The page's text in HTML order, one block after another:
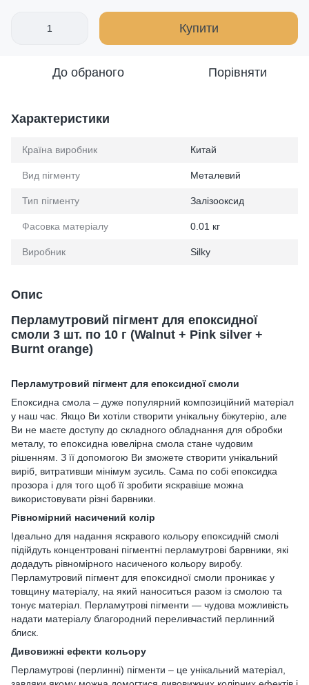
Купити
До обраного Порівняти
Характеристики
Країна виробник Китай
Вид пігменту Металевий
Тип пігменту Залізооксид
Фасовка матеріалу 0.01 кг
Виробник Silky
Опис
Перламутровий пігмент для епоксидної
смоли 3 шт. по 10 г (Walnut + Pink silver +
Burnt orange)
Перламутровий пігмент для епоксидної смоли
Епоксидна смола – дуже популярний композиційний матеріал
у наш час. Якщо Ви хотіли створити унікальну біжутерію, але
Ви не маєте доступу до складного обладнання для обробки
металу, то епоксидна ювелірна смола стане чудовим
рішенням. З її допомогою Ви зможете створити унікальний
виріб, витративши мінімум зусиль. Сама по собі епоксидка
прозора і для того щоб її зробити яскравіше можна
використовувати різні барвники.
Рівномірний насичений колір
Ідеально для надання яскравого кольору епоксидній смолі
підійдуть концентровані пігментні перламутрові барвники, які
додадуть рівномірного насиченого кольору виробу.
Перламутровий пігмент для епоксидної смоли проникає у
товщину матеріалу, на який наноситься разом із смолою та
тонує матеріал. Перламутрові пігменти — чудова можливість
надати матеріалу благородний переливчастий перлинний
блиск.
Дивовижні ефекти кольору
Перламутрові (перлинні) пігменти – це унікальний матеріал,